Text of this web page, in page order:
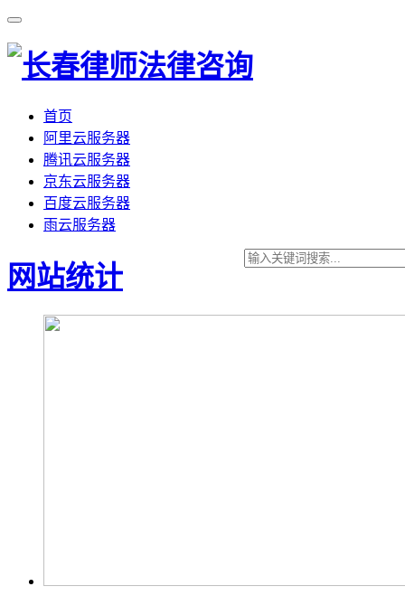
首页
阿里云服务器
腾讯云服务器
京东云服务器
百度云服务器
雨云服务器
网站统计